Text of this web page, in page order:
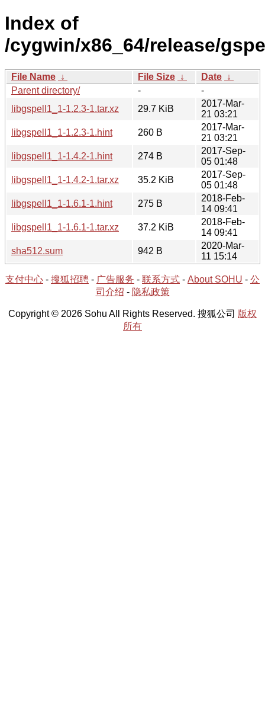
Index of
/cygwin/x86_64/release/
File Name ↓ File Size ↓ Date ↓
Parent directory/
-
-
libgspell1_1-1.2.3-1.tar.xz
29.7 KiB
2017-Mar-
21 03:21
libgspell1_1-1.2.3-1.hint
260 B
2017-Mar-
21 03:21
libgspell1_1-1.4.2-1.hint
274 B
2017-Sep-
05 01:48
libgspell1_1-1.4.2-1.tar.xz
35.2 KiB
2017-Sep-
05 01:48
libgspell1_1-1.6.1-1.hint
275 B
2018-Feb-
14 09:41
libgspell1_1-1.6.1-1.tar.xz
37.2 KiB
2018-Feb-
14 09:41
sha512.sum
942 B
2020-Mar-
11 15:14
支付中心 - 搜狐招聘 - 广告服务 - 联系方式 - About SOHU - 公
司介绍 - 隐私政策
Copyright © 2026 Sohu All Rights Reserved. 搜狐公司 版权
所有